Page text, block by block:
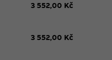
elektrické
napájení
3 552,00 Kč
3 552,00 Kč